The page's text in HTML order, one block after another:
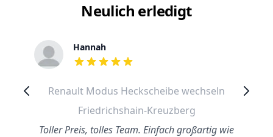
Neulich erledigt
Hannah
out of 5 stars
Renault Modus Heckscheibe wechseln
Friedrichshain-Kreuzberg
Toller Preis, tolles Team. Einfach großartig wie